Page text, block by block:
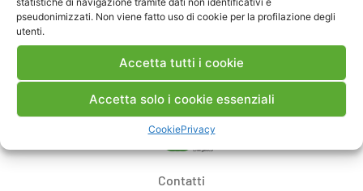
pseudonimizzati. Non viene fatto uso di cookie per la profilazione degli
utenti.
Accetta tutti i cookie
Accetta solo i cookie essenziali
CookiePrivacy
Pubblica un commento
Contatti